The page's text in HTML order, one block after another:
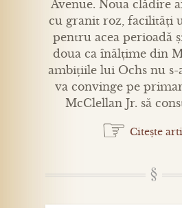
Avenue. Noua clădire
cu granit roz, facilități
pentru acea perioadă
doua ca înălțime din
ambițiile lui Ochs nu
va convinge pe
McClellan Jr. să
☞ Citește